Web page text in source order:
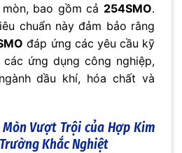
bao gồm cả 254SMO.
chuẩn này đảm bảo rằng
đáp ứng các yêu cầu kỹ
ứng dụng công nghiệp,
dầu khí, hóa chất và
Vượt Trội của Hợp Kim
Khắc Nghiệt